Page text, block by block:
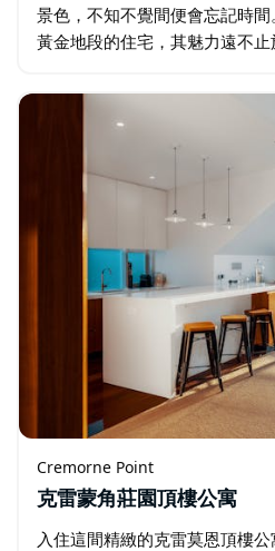
景色，不知不覺間便會忘記時
黃金地段的住宅，其魅力遠不
(Middle Head Mosman)…
Cremorne Point
克雷蒙角莊園頂樓公寓
入住這間精緻的克雷莫恩頂樓